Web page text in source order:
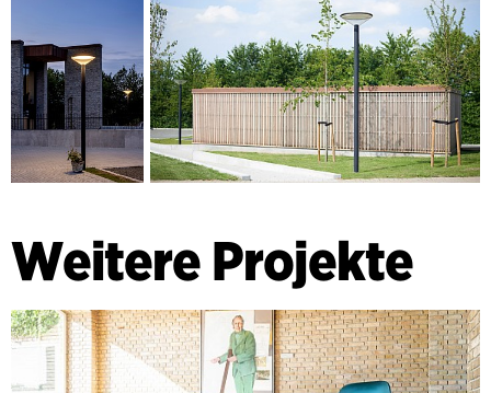
Weitere Projekte